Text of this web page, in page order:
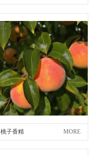
桃子香精 MORE